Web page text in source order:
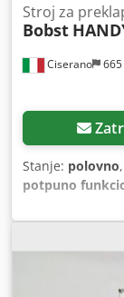
Ciserano
Stroj za
Bobst
Stanje: polovno
potpuno